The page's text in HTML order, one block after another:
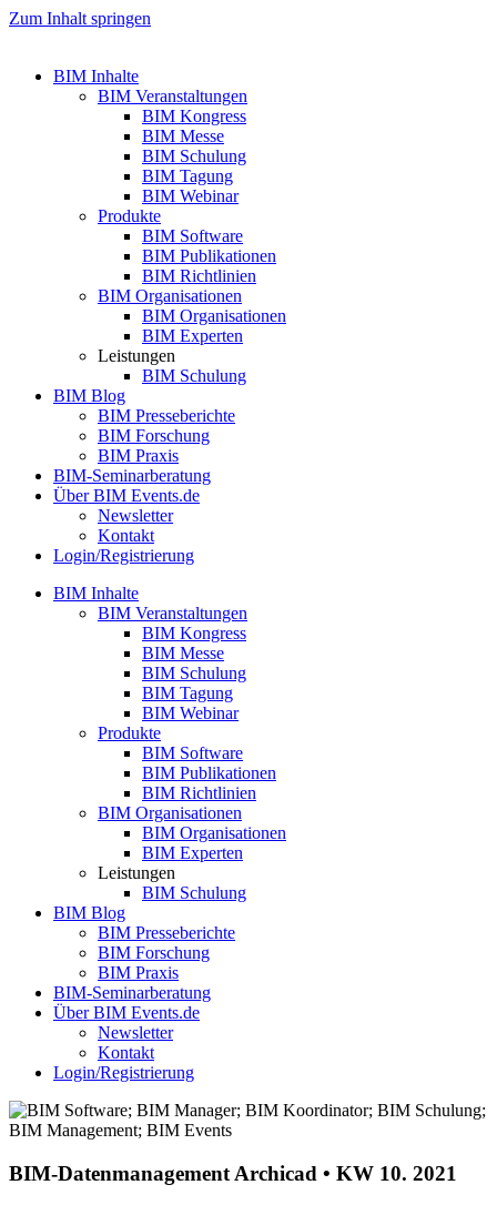
Zum Inhalt springen
BIM Inhalte
BIM Veranstaltungen
BIM Kongress
BIM Messe
BIM Schulung
BIM Tagung
BIM Webinar
Produkte
BIM Software
BIM Publikationen
BIM Richtlinien
BIM Organisationen
BIM Organisationen
BIM Experten
Leistungen
BIM Schulung
BIM Blog
BIM Presseberichte
BIM Forschung
BIM Praxis
BIM-Seminarberatung
Über BIM Events.de
Newsletter
Kontakt
Login/Registrierung
BIM Inhalte
BIM Veranstaltungen
BIM Kongress
BIM Messe
BIM Schulung
BIM Tagung
BIM Webinar
Produkte
BIM Software
BIM Publikationen
BIM Richtlinien
BIM Organisationen
BIM Organisationen
BIM Experten
Leistungen
BIM Schulung
BIM Blog
BIM Presseberichte
BIM Forschung
BIM Praxis
BIM-Seminarberatung
Über BIM Events.de
Newsletter
Kontakt
Login/Registrierung
BIM-Datenmanagement Archicad • KW 10. 2021